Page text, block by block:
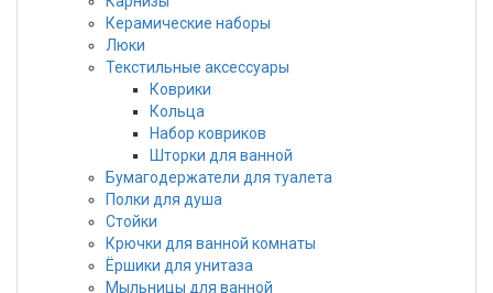
Керамические наборы
Люки
Текстильные аксессуары
Коврики
Кольца
Набор ковриков
Шторки для ванной
Бумагодержатели для туалета
Полки для душа
Стойки
Крючки для ванной комнаты
Ёршики для унитаза
Мыльницы для ванной